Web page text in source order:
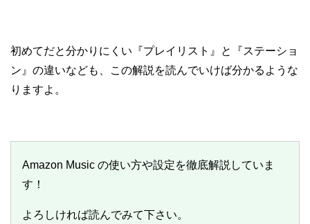
初めてだと分かりにくい『プレイリスト』と『ステーショ
ン』の違いなども、この解説を読んでいけば分かるような
りますよ。
Amazon Music の使い方や設定を徹底解説していま
す！
よろしければ読んでみて下さい。